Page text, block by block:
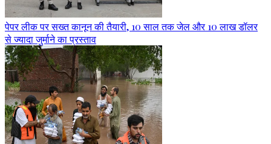
पेपर लीक पर सख्त कानून की तैयारी, 10 साल तक जेल और 10 लाख डॉलर
से ज्यादा जुर्माने का प्रस्ताव